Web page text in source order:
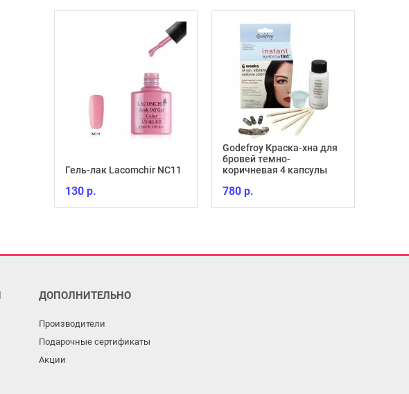
Гель-лак Lacomchir NC11
130 р.
Godefroy Краска-хна для
бровей темно-
коричневая 4 капсулы
780 р.
ДОПОЛНИТЕЛЬНО
Производители
Подарочные сертификаты
Акции